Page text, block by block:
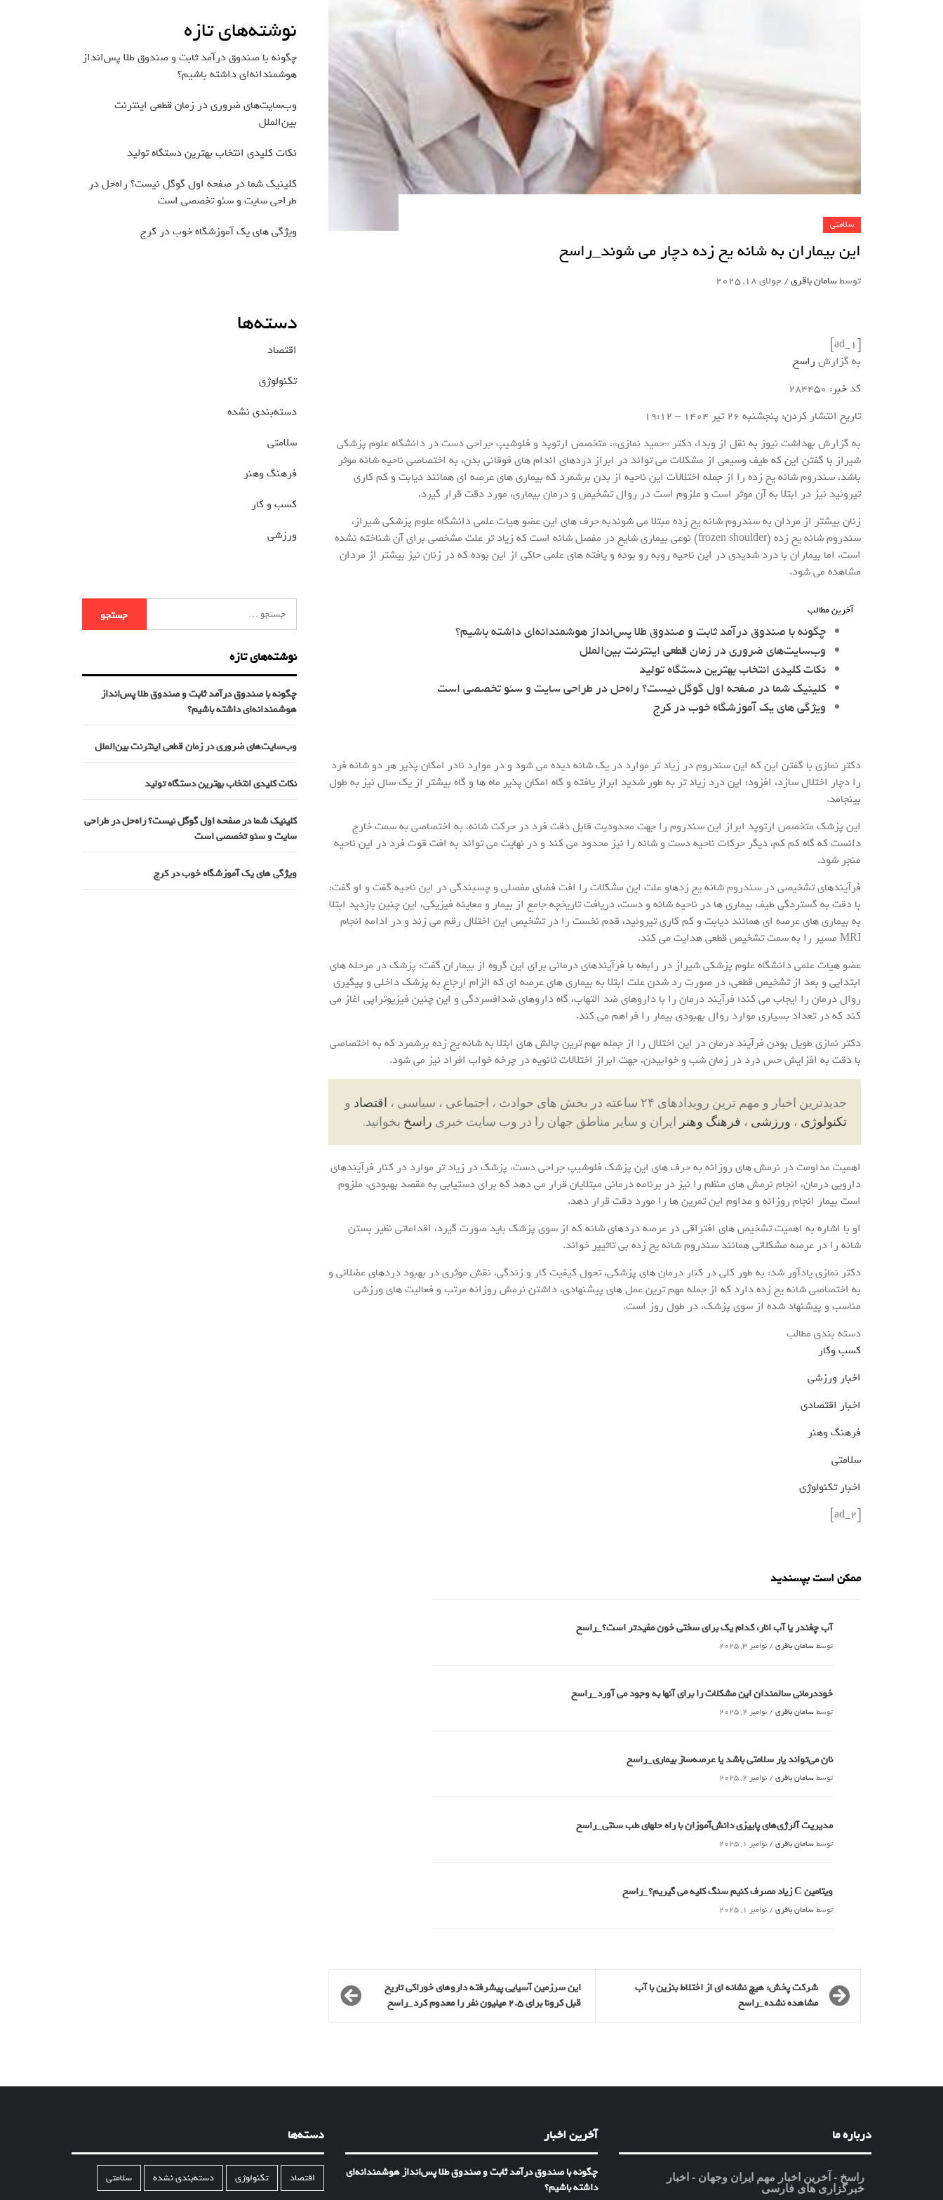
سلامتی
این بیماران به شانه یخ زده دچار می شوند_راسخ
توسطسامان باقری/ جولای 18, 2025
[ad_1]
به گزارش راسخ
کدخبر: 284450
تاریخ انتشار کردن: پنجشنبه 26 تير 1404 – 19:12
به گزارش بهداشت نیوز به نقل از وبدا، دکتر «حمید نمازی»، متخصص ارتوپد و فلوشیپ جراحی دست در دانشگاه علوم پزشکی
شیراز با گفتن این که طیف وسیعی از مشکلات می تواند در ابراز دردهای اندام های فوقانی بدن، به اختصاصی ناحیه شانه موثر
باشد، سندروم شانه یخ زده را از جمله اختلالات این ناحیه از بدن برشمرد که بیماری های عرصه ای همانند دیابت و کم کاری
تیروئید نیز در ابتلا به آن موثر است و ملزوم است در روال تشخیص و درمان بیماری، مورد دقت قرار گیرد.
زنان بیشتر از مردان به سندروم شانه یخ زده مبتلا می شوندبه حرف های این عضو هیات علمی دانشگاه علوم پزشکی شیراز،
سندروم شانه یخ زده (frozen shoulder) نوعی بیماری شایع در مفصل شانه است که زیاد تر علت مشخصی برای آن شناخته نشده
است، اما بیماران با درد شدیدی در این ناحیه روبه رو بوده و یافته های علمی حاکی از این بوده که در زنان نیز بیشتر از مردان
مشاهده می شود.
آخرین مطالب
چگونه با صندوق درآمد ثابت و صندوق طلا پس‌انداز هوشمندانه‌ای داشته باشیم؟
وب‌سایت‌های ضروری در زمان قطعی اینترنت بین‌الملل
نکات کلیدی انتخاب بهترین دستگاه تولید
کلینیک شما در صفحه اول گوگل نیست؟ راه‌حل در طراحی سایت و سئو تخصصی است
ویژگی های یک آموزشگاه خوب در کرج
دکتر نمازی با گفتن این که این سندروم در زیاد تر موارد در یک شانه دیده می شود و در موارد نادر امکان پذیر هر دو شانه فرد
را دچار اختلال سازد، افزود: این درد زیاد تر به طور شدید ابراز یافته و گاه امکان پذیر ماه ها و گاه بیشتر از یک سال نیز به طول
بینجامد.
این پزشک متخصص ارتوپد ابراز این سندروم را جهت محدودیت قابل دقت فرد در حرکت شانه، به اختصاصی به سمت خارج
دانست که گاه کم کم، دیگر حرکات ناحیه دست و شانه را نیز محدود می کند و در نهایت می تواند به افت قوت فرد در این ناحیه
منجر شود.
فرآیندهای تشخیصی در سندروم شانه یخ زدهاو علت این مشکلات را افت فضای مفصلی و چسبندگی در این ناحیه گفت و او گفت:
با دقت به گستردگی طیف بیماری ها در ناحیه شانه و دست، دریافت تاریخچه جامع از بیمار و معاینه فیزیکی، این چنین بازدید ابتلا
به بیماری های عرصه ای همانند دیابت و کم کاری تیروئید، قدم نخست را در تشخیص این اختلال رقم می زند و در ادامه انجام
MRI مسیر را به سمت تشخیص قطعی هدایت می کند.
عضو هیات علمی دانشگاه علوم پزشکی شیراز در رابطه با فرآیندهای درمانی برای این گروه از بیماران گفت: پزشک در مرحله های
ابتدایی و بعد از تشخیص قطعی، در صورت رد شدن علت ابتلا به بیماری های عرصه ای که الزام ارجاع به پزشک داخلی و پیگیری
روال درمان را ایجاب می کند؛ فرآیند درمان را با داروهای ضد التهاب، گاه داروهای ضدافسردگی و این چنین فیزیوتراپی اغاز می
کند که در تعداد بسیاری موارد روال بهبودی بیمار را فراهم می کند.
دکتر نمازی طویل بودن فرآیند درمان در این اختلال را از جمله مهم ترین چالش های ابتلا به شانه یخ زده برشمرد که به اختصاصی
با دقت به افزایش حس درد در زمان شب و خوابیدن، جهت ابراز اختلالات ثانویه در چرخه خواب افراد نیز می شود.
جدیدترین اخبار و مهم ترین رویدادهای ۲۴ ساعته در بخش های حوادث ، اجتماعی ، سیاسی ، اقتصاد و
تکنولوژی ، ورزشی ، فرهنگ وهنر ایران و سایر مناطق جهان را در وب سایت خبری راسخ بخوانید.
اهمیت مداومت در نرمش های روزانه به حرف های این پزشک فلوشیپ جراحی دست، پزشک در زیاد تر موارد در کنار فرآیندهای
دارویی درمان، انجام نرمش های منظم را نیز در برنامه درمانی مبتلایان قرار می دهد که برای دستیابی به مقصد بهبودی، ملزوم
است بیمار انجام روزانه و مداوم این تمرین ها را مورد دقت قرار دهد.
او با اشاره به اهمیت تشخیص های افتراقی در عرصه دردهای شانه که از سوی پزشک باید صورت گیرد، اقداماتی نظیر بستن
شانه را در عرصه مشکلاتی همانند سندروم شانه یخ زده بی تاثییر خواند.
دکتر نمازی یادآور شد: به طور کلی در کنار درمان های پزشکی، تحول کیفیت کار و زندگی، نقش موثری در بهبود دردهای عضلانی و
به اختصاصی شانه یخ زده دارد که از جمله مهم ترین عمل های پیشنهادی، داشتن نرمش روزانه مرتب و فعالیت های ورزشی
مناسب و پیشنهاد شده از سوی پزشک، در طول روز است.
دسته بندی مطالب
کسب وکار
اخبار ورزشی
اخبار اقتصادی
فرهنگ وهنر
سلامتی
اخبار تکنولوژی
[ad_2]
ممکن است بپسندید
آب چغندر یا آب انار، کدام‌ یک برای سختی خون مفیدتر است؟_راسخ
توسطسامان باقری / نوامبر 3, 2025
خوددرمانی سالمندان این مشکلات را برای آنها به وجود می آورد_راسخ
توسطسامان باقری / نوامبر 2, 2025
نان می‌تواند یار سلامتی باشد یا عرصه‌ساز بیماری_راسخ
توسطسامان باقری / نوامبر 2, 2025
مدیریت آلرژی‌های پاییزی دانش‌آموزان با راه حلهای طب سنتی_راسخ
توسطسامان باقری / نوامبر 1, 2025
ویتامین C زیاد مصرف کنیم سنگ کلیه می گیریم؟_راسخ
توسطسامان باقری / نوامبر 1, 2025
شرکت پخش: هیچ نشانه ای از اختلاط بنزین با آب
مشاهده نشده_راسخ
این سرزمین آسیایی پیشرفته داروهای خوراکی تاریخ
قبل کرونا برای ۲.۵ میلیون نفر را معدوم کرد_راسخ
نوشته‌های تازه
چگونه با صندوق درآمد ثابت و صندوق طلا پس‌انداز
هوشمندانه‌ای داشته باشیم؟
وب‌سایت‌های ضروری در زمان قطعی اینترنت
بین‌الملل
نکات کلیدی انتخاب بهترین دستگاه تولید
کلینیک شما در صفحه اول گوگل نیست؟ راه‌حل در
طراحی سایت و سئو تخصصی است
ویژگی های یک آموزشگاه خوب در کرج
دسته‌ها
اقتصاد
تکنولوژی
دسته‌بندی نشده
سلامتی
فرهنگ وهنر
کسب و کار
ورزشی
نوشته‌های تازه
چگونه با صندوق درآمد ثابت و صندوق طلا پس‌انداز
هوشمندانه‌ای داشته باشیم؟
وب‌سایت‌های ضروری در زمان قطعی اینترنت بین‌الملل
نکات کلیدی انتخاب بهترین دستگاه تولید
کلینیک شما در صفحه اول گوگل نیست؟ راه‌حل در طراحی
سایت و سئو تخصصی است
ویژگی های یک آموزشگاه خوب در کرج
درباره ما
راسخ - آخرین اخبار مهم ایران وجهان - اخبار
خبرگزاری های فارسی
آخرین اخبار
چگونه با صندوق درآمد ثابت و صندوق طلا پس‌انداز هوشمندانه‌ای
داشته باشیم؟
دسته‌ها
اقتصاد تکنولوژی دسته‌بندی نشده سلامتی